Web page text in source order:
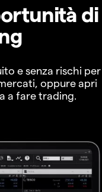
di
e senza rischi per
oppure apri
a fare trading.